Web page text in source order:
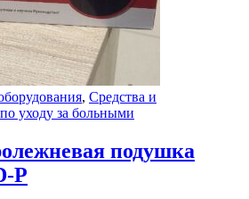
, Средства и
уходу за больными
подушка
P